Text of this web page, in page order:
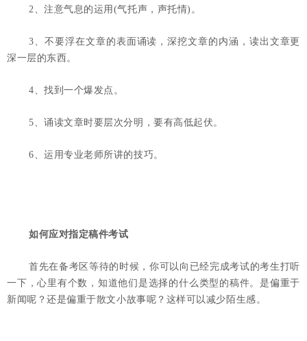
2、注意气息的运用(气托声，声托情)。
3、不要浮在文章的表面诵读，深挖文章的内涵，读出文章更
深一层的东西。
4、找到一个爆发点。
5、诵读文章时要层次分明，要有高低起伏。
6、运用专业老师所讲的技巧。
如何应对指定稿件考试
首先在备考区等待的时候，你可以向已经完成考试的考生打听
一下，心里有个数，知道他们是选择的什么类型的稿件。是偏重于
新闻呢？还是偏重于散文小故事呢？这样可以减少陌生感。